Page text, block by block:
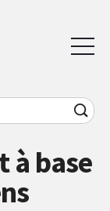
à base